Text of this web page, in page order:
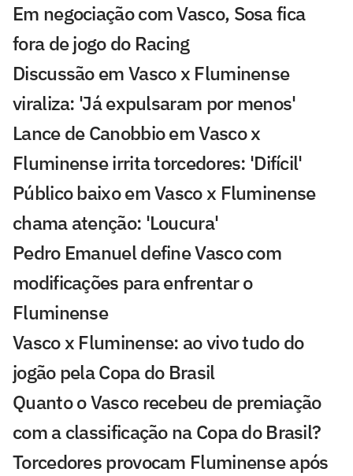
Em negociação com Vasco, Sosa fica
fora de jogo do Racing
Discussão em Vasco x Fluminense
viraliza: 'Já expulsaram por menos'
Lance de Canobbio em Vasco x
Fluminense irrita torcedores: 'Difícil'
Público baixo em Vasco x Fluminense
chama atenção: 'Loucura'
Pedro Emanuel define Vasco com
modificações para enfrentar o
Fluminense
Vasco x Fluminense: ao vivo tudo do
jogão pela Copa do Brasil
Quanto o Vasco recebeu de premiação
com a classificação na Copa do Brasil?
Torcedores provocam Fluminense após